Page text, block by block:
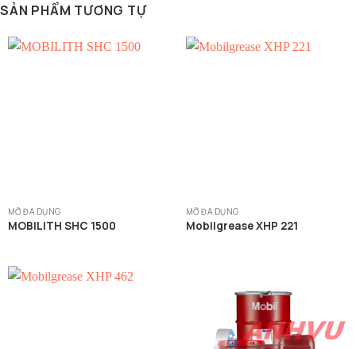
SẢN PHẨM TƯƠNG TỰ
MỠ ĐA DỤNG
MOBILITH SHC 1500
MỠ ĐA DỤNG
Mobilgrease XHP 221